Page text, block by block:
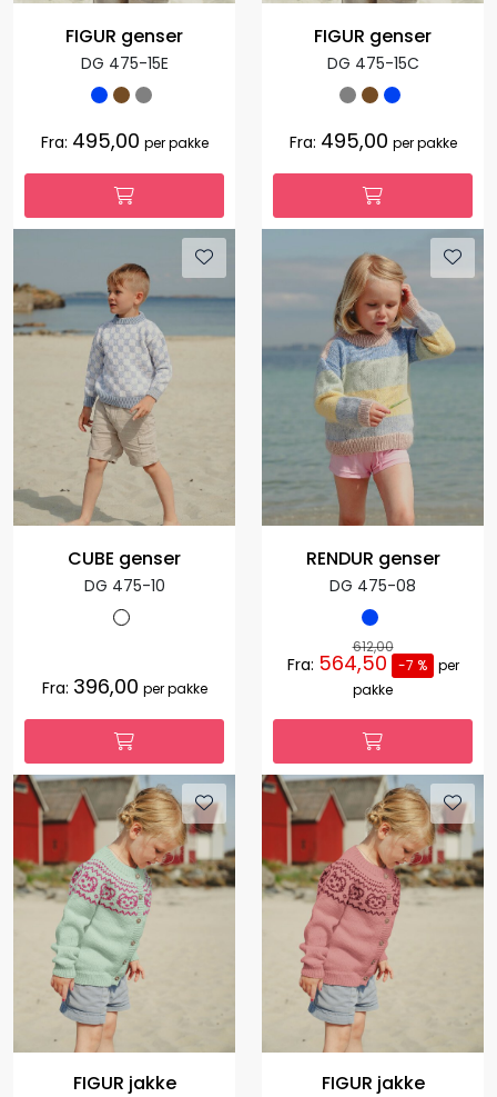
FIGUR genser
DG 475-15E
Fra: 495,00 per pakke
FIGUR genser
DG 475-15C
Fra: 495,00 per pakke
CUBE genser
DG 475-10
Fra: 396,00 per pakke
RENDUR genser
DG 475-08
612,00
Fra: 564,50 -7 %
per
pakke
FIGUR jakke FIGUR jakke